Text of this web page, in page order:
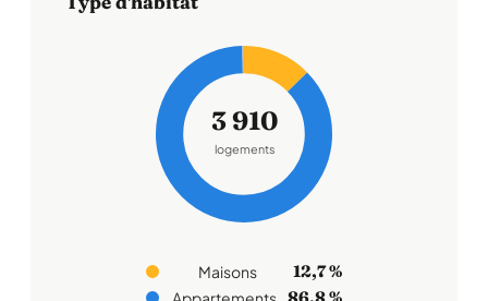
3 910
logements
Maisons 12,7 %